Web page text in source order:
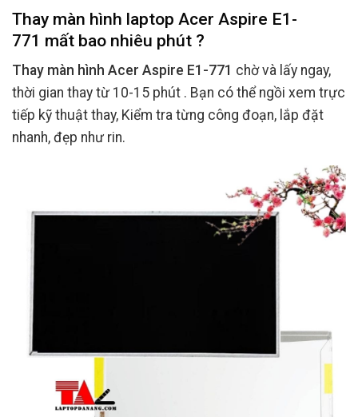
Thay màn hình laptop Acer Aspire E1-
771 mất bao nhiêu phút ?
Thay màn hình Acer Aspire E1-771 chờ và lấy ngay,
thời gian thay từ 10-15 phút . Bạn có thể ngồi xem trực
tiếp kỹ thuật thay, Kiểm tra từng công đoạn, lắp đặt
nhanh, đẹp như rin.